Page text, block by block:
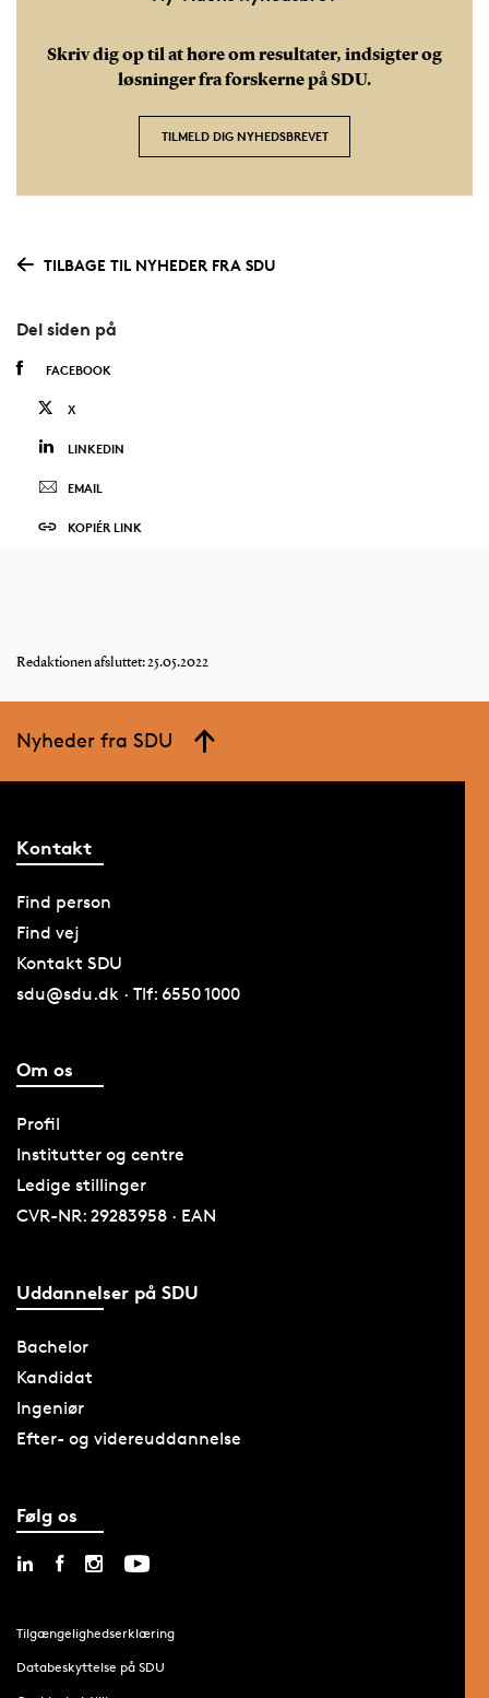
Skriv dig op til at høre om resultater, indsigter og
løsninger fra forskerne på SDU.
TILMELD DIG NYHEDSBREVET
TILBAGE TIL NYHEDER FRA SDU
Del siden på
FACEBOOK
X
LINKEDIN
EMAIL
KOPIÉR LINK
Redaktionen afsluttet: 25.05.2022
Nyheder fra SDU
Kontakt
Find person
Find vej
Kontakt SDU
sdu@sdu.dk · Tlf: 6550 1000
Om os
Profil
Institutter og centre
Ledige stillinger
CVR-NR: 29283958 · EAN
Uddannelser på SDU
Bachelor
Kandidat
Ingeniør
Efter- og videreuddannelse
Følg os
Tilgængelighedserklæring
Databeskyttelse på SDU